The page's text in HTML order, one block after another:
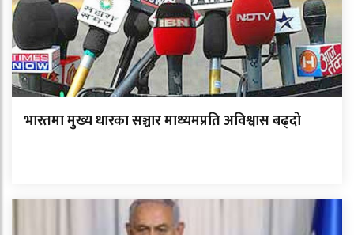
भारतमा मुख्य धारका सञ्चार माध्यमप्रति अविश्वास बढ्दो